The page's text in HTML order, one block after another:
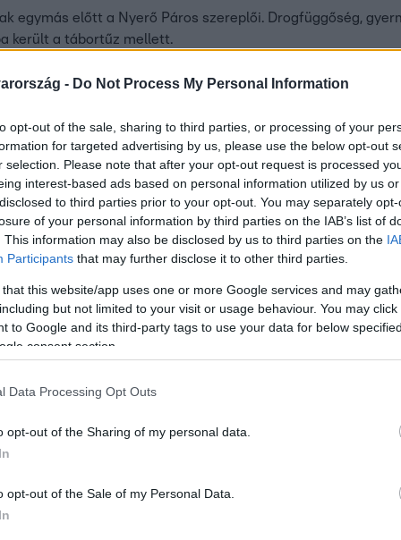
- Do Not Process My Personal Information
opt-out of the sale, sharing to third parties, or processing of your
for targeted advertising by us, please use the below opt-out
selection. Please note that after your opt-out request is processed
interest-based ads based on personal information utilized by us
to third parties prior to your opt-out. You may separately
of your personal information by third parties on the IAB’s list of
This information may also be disclosed by us to third parties on the
Participants that may further disclose it to other third parties.
that this website/app uses one or more Google services and may
but not limited to your visit or usage behaviour. You may
to Google and its third-party tags to use your data for below
consent section.
Data Processing Opt Outs
opt-out of the Sharing of my personal data.
opt-out of the Sale of my Personal Data.
egymás előtt a Nyerő Páros szereplői. Drogfüggőség,
került a tábortűz mellett.
után Simon Kornél is alkohol- és
aztán bevállalták, vagy legalábbis nem titkolták, hogy
küzdött. És azt állítják, még sokan vannak a
ők nem bánták meg, hogy felvállalták, milyen esendők.
a józsefvárosi gyilkosság
a férfi már volt büntetve
gyanúsítottját szombaton letartóztatták: sem a
8:03
Arra nevelem a lányaimat, hogy